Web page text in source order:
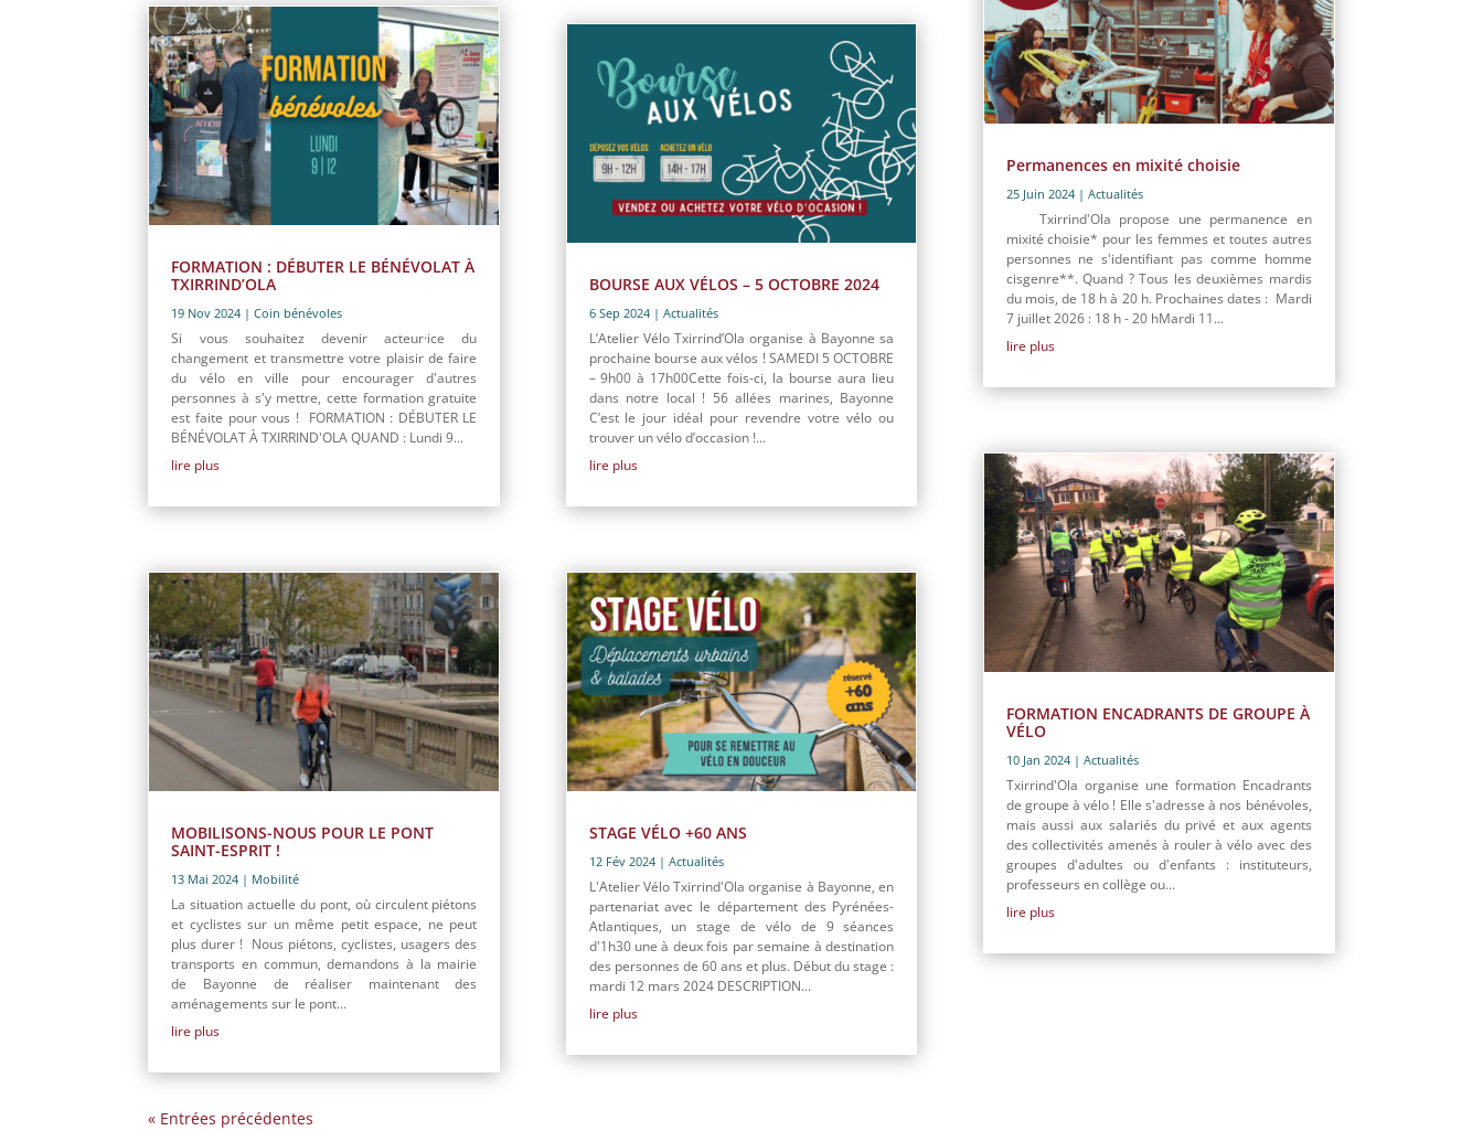
FORMATION : DÉBUTER LE BÉNÉVOLAT À
TXIRRIND’OLA
19 Nov 2024 |Coin bénévoles
Si vous souhaitez devenir acteur·ice du
changement et transmettre votre plaisir de faire
du vélo en ville pour encourager d'autres
personnes à s'y mettre, cette formation gratuite
est faite pour vous ! FORMATION : DÉBUTER LE
BÉNÉVOLAT À TXIRRIND'OLA QUAND : Lundi 9...
lire plus
MOBILISONS-NOUS POUR LE PONT
SAINT-ESPRIT !
13 Mai 2024 | Mobilité
La situation actuelle du pont, où circulent piétons
et cyclistes sur un même petit espace, ne peut
plus durer ! Nous piétons, cyclistes, usagers des
transports en commun, demandons à la mairie
de Bayonne de réaliser maintenant des
aménagements sur le pont...
lire plus
BOURSE AUX VÉLOS – 5 OCTOBRE 2024
6 Sep 2024| Actualités
L’Atelier Vélo Txirrind’Ola organise à Bayonne sa
prochaine bourse aux vélos ! SAMEDI 5 OCTOBRE
– 9h00 à 17h00Cette fois-ci, la bourse aura lieu
dans notre local ! 56 allées marines, Bayonne
C’est le jour idéal pour revendre votre vélo ou
trouver un vélo d’occasion !...
lire plus
STAGE VÉLO +60 ANS
12 Fév 2024| Actualités
L'Atelier Vélo Txirrind'Ola organise à Bayonne, en
partenariat avec le département des Pyrénées-
Atlantiques, un stage de vélo de 9 séances
d'1h30 une à deux fois par semaine à destination
des personnes de 60 ans et plus. Début du stage :
mardi 12 mars 2024 DESCRIPTION...
lire plus
Permanences en mixité choisie
25 Juin 2024| Actualités
Txirrind'Ola propose une permanence en
mixité choisie* pour les femmes et toutes autres
personnes ne s'identifiant pas comme homme
cisgenre**. Quand ? Tous les deuxièmes mardis
du mois, de 18 h à 20 h. Prochaines dates : Mardi
7 juillet 2026 : 18 h - 20 hMardi 11...
lire plus
FORMATION ENCADRANTS DE GROUPE À
VÉLO
10 Jan 2024| Actualités
Txirrind'Ola organise une formation Encadrants
de groupe à vélo ! Elle s'adresse à nos bénévoles,
mais aussi aux salariés du privé et aux agents
des collectivités amenés à rouler à vélo avec des
groupes d'adultes ou d'enfants : instituteurs,
professeurs en collège ou...
lire plus
« Entrées précédentes